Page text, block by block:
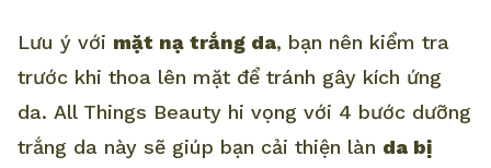
Lưu ý với mặt nạ trắng da, bạn nên kiểm tra
trước khi thoa lên mặt để tránh gây kích ứng
da. All Things Beauty hi vọng với 4 bước dưỡng
trắng da này sẽ giúp bạn cải thiện làn da bị